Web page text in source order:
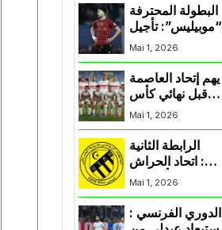
البطولة المحترفة
“موبيليس”: تأجيل
مباراة إتحاد
العاصمة وأتلتيك
بارادو
Mai 1, 2026
يهم إتحاد العاصمة
قبل نهائي كأس
اكاف : الزمالك
يسقط بثلاثية أمام
Mai 1, 2026
الرابطة الثانية
: اتحاد الحراش
يحسم التأهل إلى
“البلاي أوف”
Mai 1, 2026
الدوري الفرنسي :